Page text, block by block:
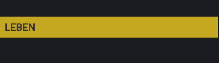
LEBEN